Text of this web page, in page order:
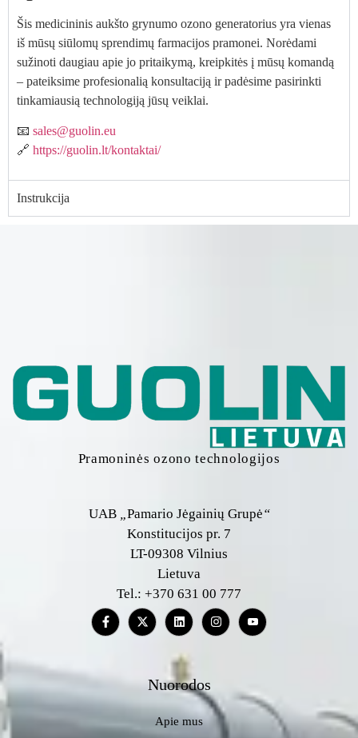
Šis medicininis aukšto grynumo ozono generatorius yra vienas
iš mūsų siūlomų sprendimų farmacijos pramonei. Norėdami
sužinoti daugiau apie jo pritaikymą, kreipkitės į mūsų komandą
– pateiksime profesionalią konsultaciją ir padėsime pasirinkti
tinkamiausią technologiją jūsų veiklai.
📧 sales@guolin.eu
🔗 https://guolin.lt/kontaktai/
Instrukcija
Pramoninės ozono technologijos
UAB „Pamario Jėgainių Grupė“
Konstitucijos pr. 7
LT-09308 Vilnius
Lietuva
Tel.: +370 631 00 777
Nuorodos
Apie mus